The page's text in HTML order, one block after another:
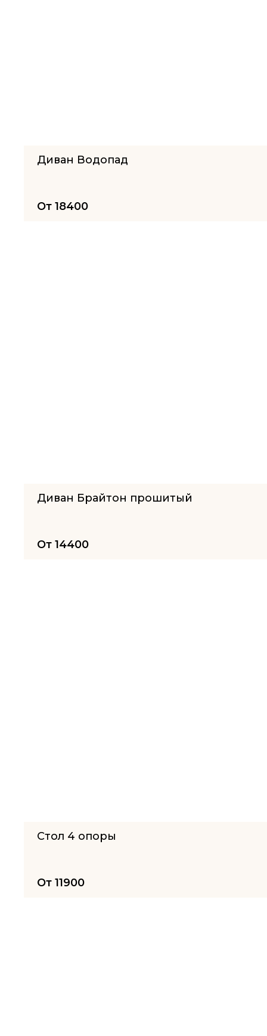
Диван Водопад
От 18400
Диван Брайтон прошитый
От 14400
Стол 4 опоры
От 11900